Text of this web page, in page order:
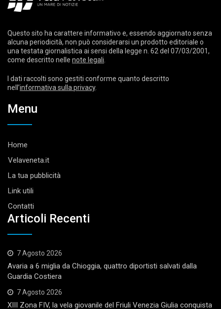
Questo sito ha carattere informativo e, essendo aggiornato senza
alcuna periodicità, non può considerarsi un prodotto editoriale o
una testata giornalistica ai sensi della legge n. 62 del 07/03/2001,
come descritto nelle note legali
I dati raccolti sono gestiti conforme quanto descritto
nell’informativa sulla privacy.
Menu
Home
Velaveneta.it
La tua pubblicità
Link utili
Contatti
Articoli Recenti
7 Agosto 2026
Avaria a 6 miglia da Chioggia, quattro diportisti salvati dalla
Guardia Costiera
7 Agosto 2026
XIII Zona FIV, la vela giovanile del Friuli Venezia Giulia conquista